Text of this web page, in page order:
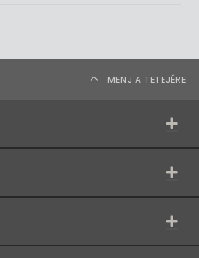
MENJ A TETEJÉRE